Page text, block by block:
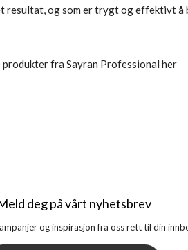
resultat, og som er trygt og effektivt å
produkter fra Sayran Professional her
deg på vårt nyhetsbrev
og inspirasjon fra oss rett til din